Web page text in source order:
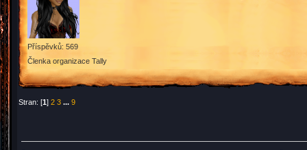
Příspěvků: 569
Členka organizace Tally
Stran: [1]2 3 ...9